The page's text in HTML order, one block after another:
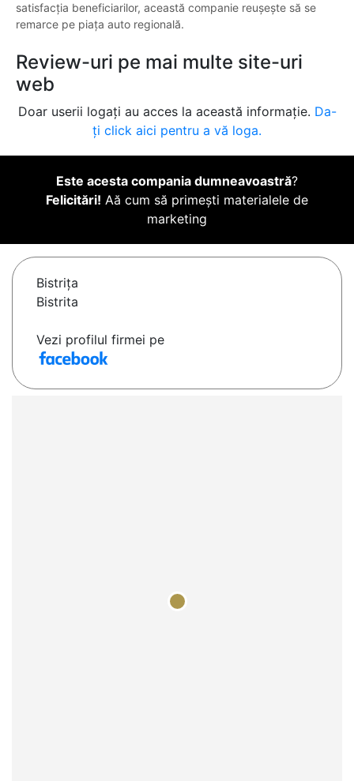
satisfacția beneficiarilor, această companie reușește să se
remarce pe piața auto regională.
Review-uri pe mai multe site-uri
web
Doar userii logați au acces la această informație. Da-
ți click aici pentru a vă loga.
Este acesta compania dumneavoastră?
Felicitări! Aă cum să primești materialele de
marketing
Bistriţa
Bistrita
Vezi profilul firmei pe